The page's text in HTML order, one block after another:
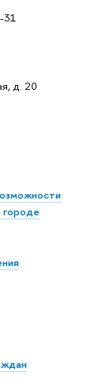
31
д. 20
городе